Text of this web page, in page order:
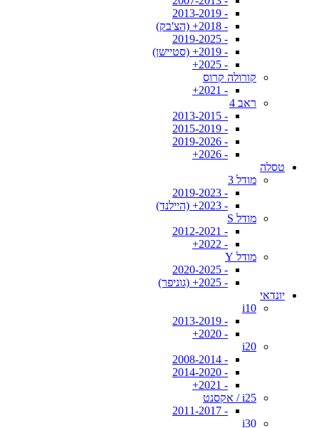
- 2013-2019
- 2018+ (הצ'בק)
- 2019-2025
- 2019+ (סטיישן)
- 2025+
קורולה קרוס
- 2021+
ראב 4
- 2013-2015
- 2015-2019
- 2019-2026
- 2026+
טסלה
מודל 3
- 2019-2023
- 2023+ (היילנד)
מודל S
- 2012-2021
- 2022+
מודל Y
- 2020-2025
- 2025+ (גוניפר)
יונדאי
i10
- 2013-2019
- 2020+
i20
- 2008-2014
- 2014-2020
- 2021+
i25 / אקסנט
- 2011-2017
i30